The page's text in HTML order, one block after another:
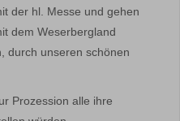
der hl. Messe und gehen
dem Weserbergland
durch unseren schönen
Prozession alle ihre